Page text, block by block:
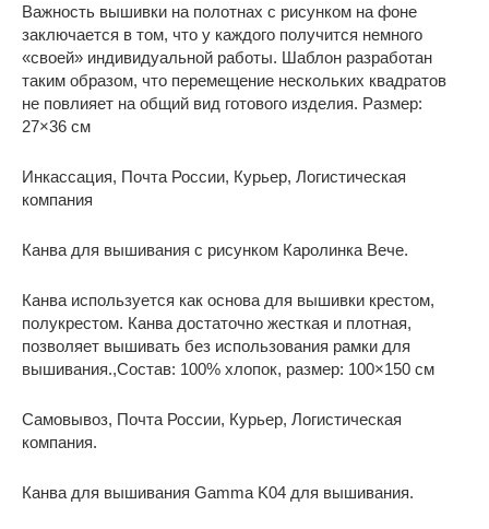
Важность вышивки на полотнах с рисунком на фоне
заключается в том, что у каждого получится немного
«своей» индивидуальной работы. Шаблон разработан
таким образом, что перемещение нескольких квадратов
не повлияет на общий вид готового изделия. Размер:
27×36 см
Инкассация, Почта России, Курьер, Логистическая
компания
Канва для вышивания с рисунком Каролинка Вече.
Канва используется как основа для вышивки крестом,
полукрестом. Канва достаточно жесткая и плотная,
позволяет вышивать без использования рамки для
вышивания.,Состав: 100% хлопок, размер: 100×150 см
Самовывоз, Почта России, Курьер, Логистическая
компания.
Канва для вышивания Gamma K04 для вышивания.